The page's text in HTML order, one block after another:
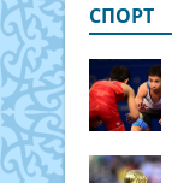
СПОРТ